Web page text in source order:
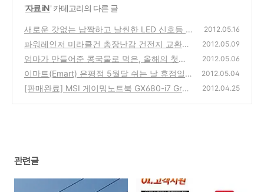
'자료 iN' 카테고리의 다른 글
새로운 갓없는 납짝하고 날씬한 LED 신호등 -
미래의 신호등은 어떨까?
(0)
2012.05.16
파워레인저 미라클건 총장난감 건전지 교환하
는 방법
(0)
2012.05.09
엄마가 만들어준 콩국물로 먹은, 올해의 첫번
째 콩국수
(0)
2012.05.06
이마트(Emart) 은평점 5월달 쉬는 날 휴점일
자 안내와 대형마트의 휴무일 홈페이지 미공지
2012.05.04
[판매완료] MSI 게이밍노트북 GX680-i7 Grea
2012.04.25
관련글